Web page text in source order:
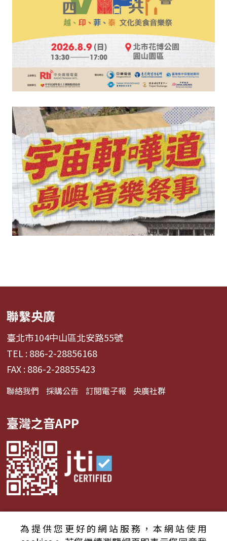
聯繫央廣
臺北市104中山區北安路55號
TEL : 886-2-28856168
FAX : 886-2-28855423
聯絡我們 採購公告 訂閱電子報 央廣社群
臺灣之音APP
© 2024財團法人中央廣播電臺 版權所有
為提供您更好的網站服務，本網站使用